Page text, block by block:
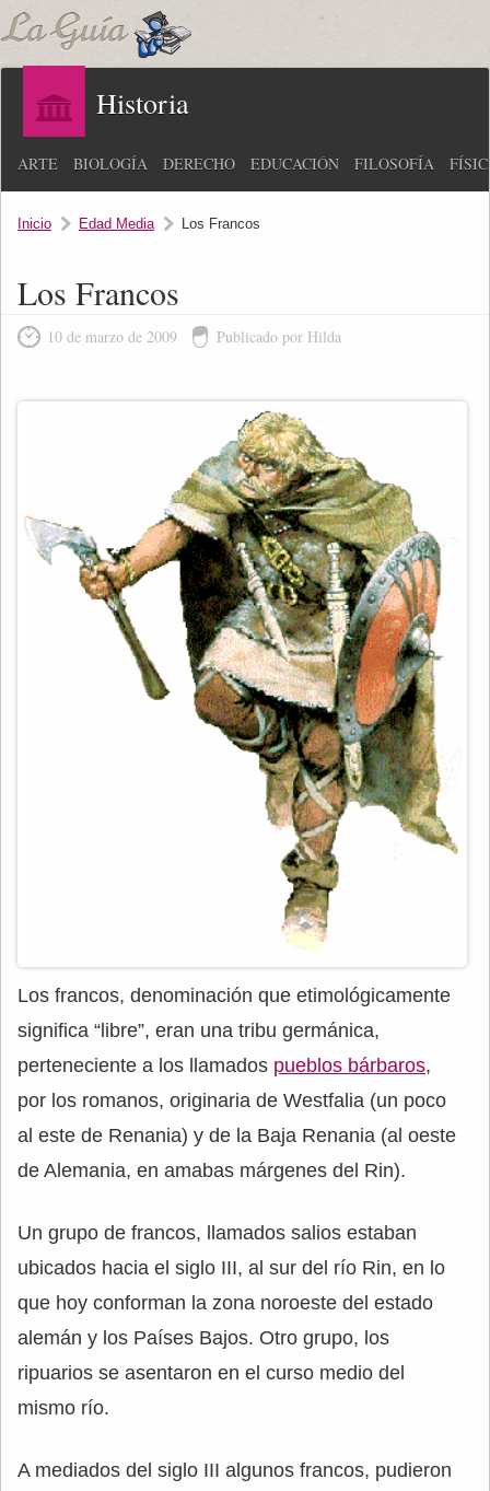
Historia
ARTE BIOLOGÍA DERECHO EDUCACIÓN FILOSOFÍA
Inicio Edad Media Los Francos
Los Francos
10 de marzo de 2009 Publicado por Hilda
Los francos, denominación que etimológicamente
significa “libre”, eran una tribu germánica,
perteneciente a los llamados pueblos bárbaros,
por los romanos, originaria de Westfalia (un poco
al este de Renania) y de la Baja Renania (al oeste
de Alemania, en amabas márgenes del Rin).
Un grupo de francos, llamados salios estaban
ubicados hacia el siglo III, al sur del río Rin, en lo
que hoy conforman la zona noroeste del estado
alemán y los Países Bajos. Otro grupo, los
ripuarios se asentaron en el curso medio del
mismo río.
A mediados del siglo III algunos francos, pudieron